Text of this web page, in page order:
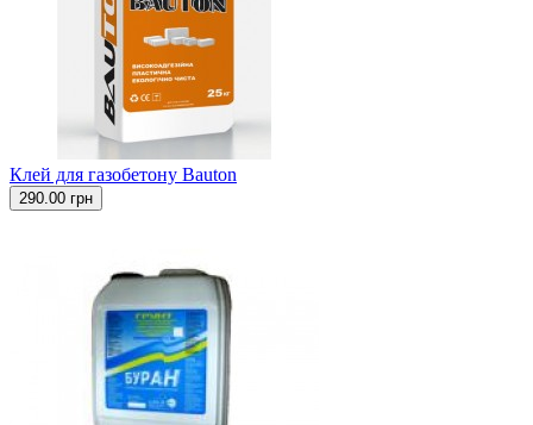
Клей для газобетону Bauton
290.00 грн